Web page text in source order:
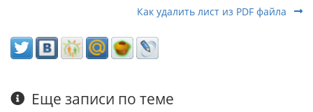
Как удалить лист из PDF файла
Еще записи по теме